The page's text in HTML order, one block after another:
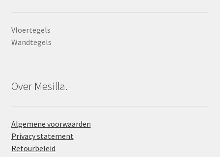
Vloertegels
Wandtegels
Over Mesilla.
Algemene voorwaarden
Privacy statement
Retourbeleid